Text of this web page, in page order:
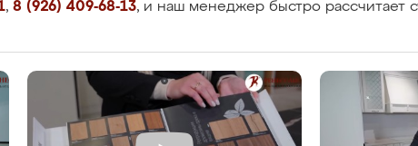
, 8 (926) 409-68-13, и наш менеджер быстро рассчитает